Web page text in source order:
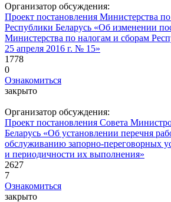
Организатор обсуждения:
Проект постановления Министерства
Республики Беларусь «Об изменении
Министерства по налогам и сборам
25 апреля 2016 г. № 15»
1778
0
Ознакомиться
закрыто
Организатор обсуждения:
Проект постановления Совета
Беларусь «Об установлении перечня
обслуживанию запорно-переговорных
и периодичности их выполнения»
2627
7
Ознакомиться
закрыто